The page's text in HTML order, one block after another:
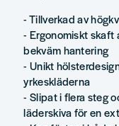
- Tillverkad av
- Ergonomiskt skaft
bekväm hantering
- Unikt
yrkeskläderna
- Slipat i flera steg
läderskiva för en